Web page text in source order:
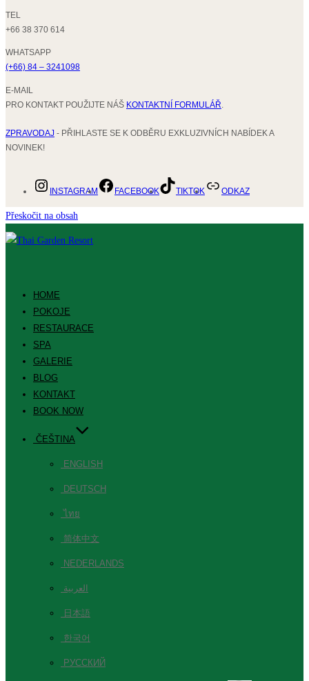
TEL
+66 38 370 614
WHATSAPP
(+66) 84 – 3241098
E-MAIL
PRO KONTAKT POUŽIJTE NÁŠ KONTAKTNÍ FORMULÁŘ
ZPRAVODAJ - PŘIHLASTE SE K ODBĚRU EXKLUZIVNÍCH NABÍDEK A
NOVINEK!
INSTAGRAM FACEBOOK TIKTOK ODKAZ
Přeskočit na obsah
HOME
POKOJE
RESTAURACE
SPA
GALERIE
BLOG
KONTAKT
BOOK NOW
ČEŠTINA
ENGLISH
DEUTSCH
ไทย
简体中文
NEDERLANDS
العربية
日本語
한국어
РУССКИЙ